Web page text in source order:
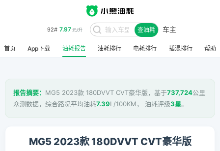
92# 7.97元/升 查油耗 车主
首页 App下载 油耗报告 油耗排行 电耗排行 插混排行 帮助
报告摘要： MG5 2023款 180DVVT CVT豪华版，基于737,724公里
众测数据，综合路况平均油耗7.39L/100KM， 油耗评级3星。
MG5 2023款 180DVVT CVT豪华版